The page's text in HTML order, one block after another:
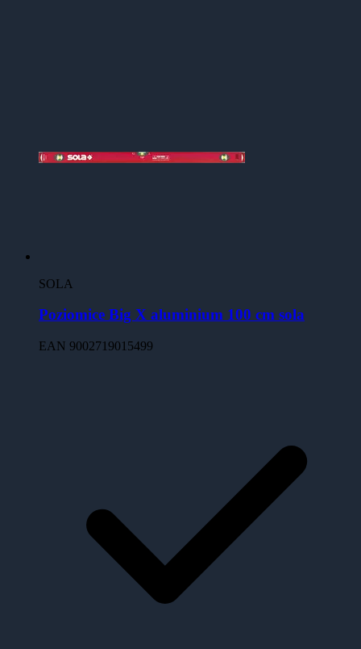
SOLA
Poziomice Big X aluminium 100 cm sola
EAN 9002719015499